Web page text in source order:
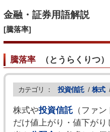
金融・証券用語解説
[騰落率]
騰落率（ とうらくりつ）
カテゴリ ： 投資信託 / 株式
株式や投資信託（ファン
だけ値上がり・値下が